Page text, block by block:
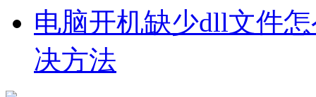
电脑开机缺少dll文件
决方法